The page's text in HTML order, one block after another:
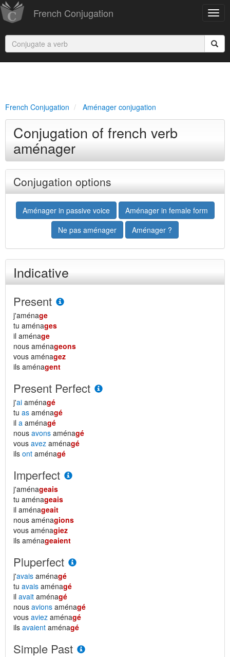
French Conjugation
French Conjugation Aménager conjugation
Conjugation of french verb
aménager
Conjugation options
Aménager in passive voice
Aménager in female form
Ne pas aménager
Aménager ?
Indicative
Present
j'aménage
tu aménages
il aménage
nous aménageons
vous aménagez
ils aménagent
Present Perfect
j'ai aménagé
tu as aménagé
il a aménagé
nous avons aménagé
vous avez aménagé
ils ont aménagé
Imperfect
j'aménageais
tu aménageais
il aménageait
nous aménagions
vous aménagiez
ils aménageaient
Pluperfect
j'avais aménagé
tu avais aménagé
il avait aménagé
nous avions aménagé
vous aviez aménagé
ils avaient aménagé
Simple Past